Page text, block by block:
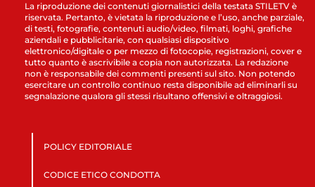
La riproduzione dei contenuti giornalistici della testata STILETV è
riservata. Pertanto, è vietata la riproduzione e l’uso, anche parziale,
di testi, fotografie, contenuti audio/video, filmati, loghi, grafiche
aziendali e pubblicitarie, con qualsiasi dispositivo
elettronico/digitale o per mezzo di fotocopie, registrazioni, cover e
tutto quanto è ascrivibile a copia non autorizzata. La redazione
non è responsabile dei commenti presenti sul sito. Non potendo
esercitare un controllo continuo resta disponibile ad eliminarli su
segnalazione qualora gli stessi risultano offensivi e oltraggiosi.
POLICY EDITORIALE
CODICE ETICO CONDOTTA